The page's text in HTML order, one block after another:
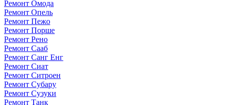
Ремонт Омода
Ремонт Опель
Ремонт Пежо
Ремонт Порше
Ремонт Рено
Ремонт Сааб
Ремонт Санг Енг
Ремонт Сиат
Ремонт Ситроен
Ремонт Субару
Ремонт Сузуки
Ремонт Танк